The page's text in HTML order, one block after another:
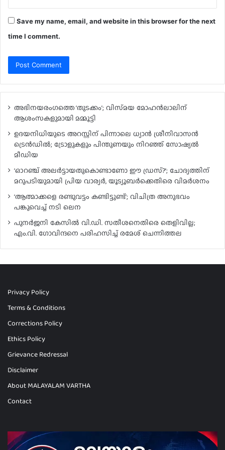
Save my name, email, and website in this browser for the next
time I comment.
അഭിനയരംഗത്തെ ‘തുടക്കം’; വിസ്‍മയ മോഹന്‍ലാലിന്
ആശംസകളുമായി മമ്മൂട്ടി
ഉദയനിധിയുടെ അറസ്റ്റിന് പിന്നാലെ ധ്യാൻ ശ്രീനിവാസൻ
ട്രെൻഡിൽ; ട്രോളുകളും പിന്തുണയും നിറഞ്ഞ് സോഷ്യൽ
മീഡിയ
‘ഓറഞ്ച് അലർട്ടായതുകൊണ്ടാണോ ഈ ഡ്രസ്?’; ചോദ്യത്തിന്
മറുപടിയുമായി പ്രിയ വാര്യർ, യൂട്യൂബർക്കെതിരെ വിമർശനം
‘ആത്മാക്കളെ രണ്ടുവട്ടം കണ്ടിട്ടുണ്ട്’; വിചിത്ര അനുഭവം
പങ്കുവെച്ച് നടി ലെന
പുനർജനി കേസിൽ വി.ഡി. സതീശനെതിരെ തെളിവില്ല;
എം.വി. ഗോവിന്ദനെ പരിഹസിച്ച് രമേശ് ചെന്നിത്തല
Privacy Policy
Terms & Conditions
Corrections Policy
Ethics Policy
Grievance Redressal
Disclaimer
About MALAYALAM VARTHA
Contact